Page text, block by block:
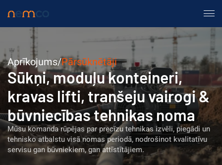
Aprīkojums/Pārsūknētāji
Sūkņi, moduļu konteineri,
kravas lifti, tranšeju vairogi &
būvniecības tehnikas noma
Mūsu komanda rūpējas par precīzu tehnikas izvēli, piegādi un
tehnisko atbalstu visā nomas periodā, nodrošinot kvalitatīvu
servisu gan būvniekiem, gan attīstītājiem.